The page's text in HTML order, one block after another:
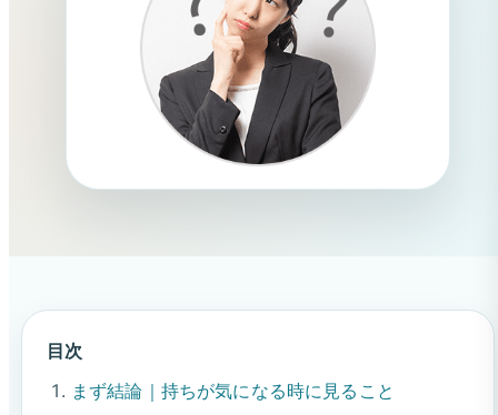
目次
まず結論｜持ちが気になる時に見ること